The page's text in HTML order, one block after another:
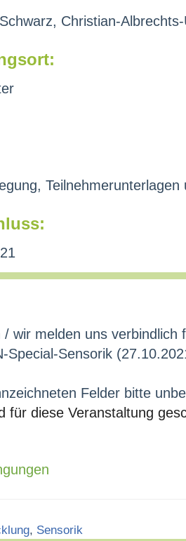
Christian-
Teilnehmerunterlagen
wir melden uns verbindlich
Special-Sensorik
Felder bitte
für diese Veranstaltung
, Sensorik